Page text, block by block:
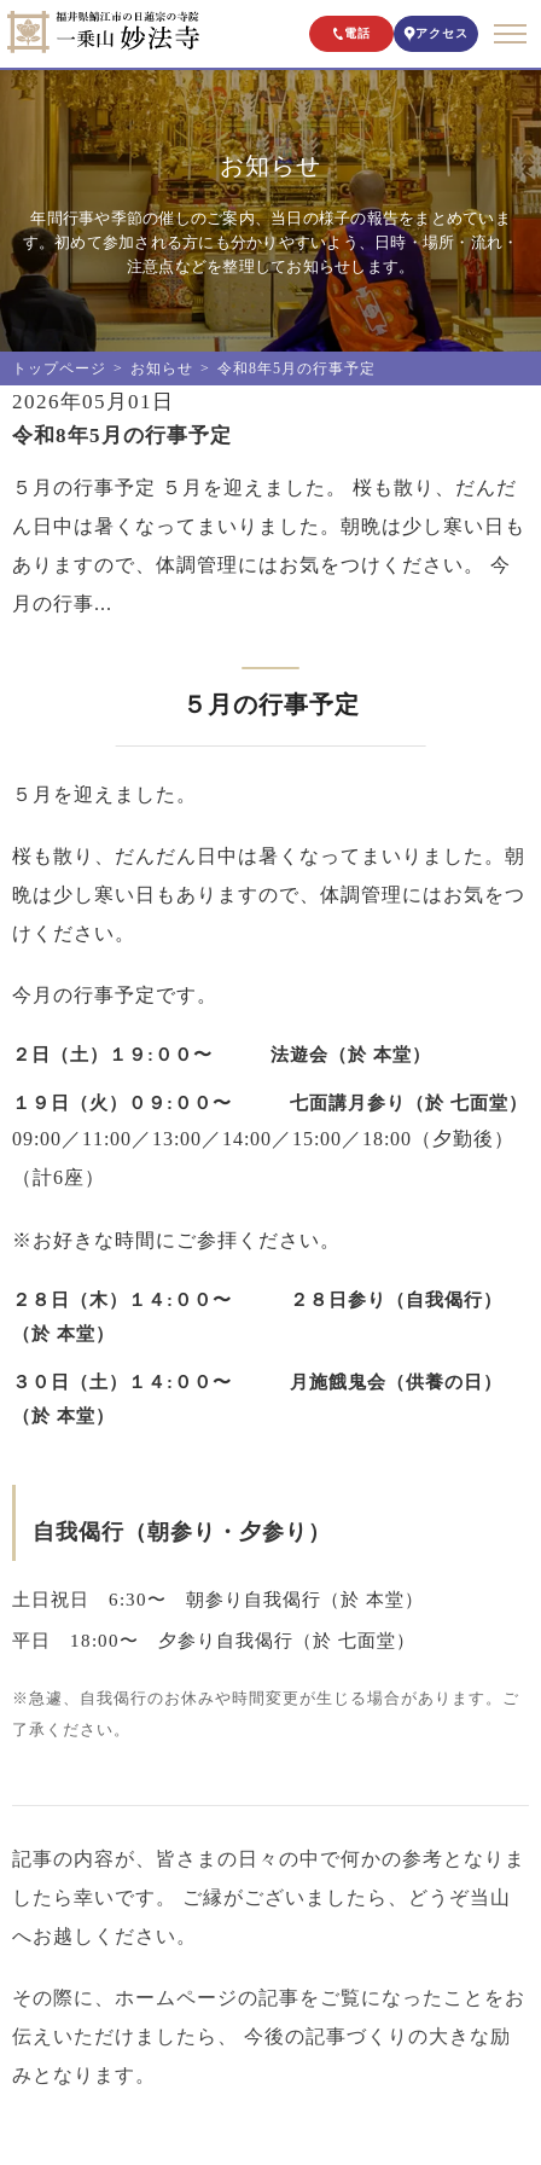
電話 アクセス
お知らせ
年間行事や季節の催しのご案内、当日の様子の報告をまとめていま
す。初めて参加される方にも分かりやすいよう、日時・場所・流れ・
注意点などを整理してお知らせします。
トップページ お知らせ 令和8年5月の行事予定
2026年05月01日
令和8年5月の行事予定
５月の行事予定 ５月を迎えました。 桜も散り、だんだ
ん日中は暑くなってまいりました。朝晩は少し寒い日も
ありますので、体調管理にはお気をつけください。 今
月の行事...
５月の行事予定
５月を迎えました。
桜も散り、だんだん日中は暑くなってまいりました。朝
晩は少し寒い日もありますので、体調管理にはお気をつ
けください。
今月の行事予定です。
２日（土）１９:００〜 法遊会（於 本堂）
１９日（火）０９:００〜 七面講月参り（於 七面堂）
09:00／11:00／13:00／14:00／15:00／18:00（夕勤後）
（計6座）
※お好きな時間にご参拝ください。
２８日（木）１４:００〜 ２８日参り（自我偈行）
（於 本堂）
３０日（土）１４:００〜 月施餓鬼会（供養の日）
（於 本堂）
自我偈行（朝参り・夕参り）
土日祝日 6:30〜 朝参り自我偈行（於 本堂）
平日 18:00〜 夕参り自我偈行（於 七面堂）
※急遽、自我偈行のお休みや時間変更が生じる場合があります。ご
了承ください。
記事の内容が、皆さまの日々の中で何かの参考となりま
したら幸いです。
ご縁がございましたら、どうぞ当山
へお越しください。
その際に、ホームページの記事をご覧になったことをお
伝えいただけましたら、
今後の記事づくりの大きな励
みとなります。